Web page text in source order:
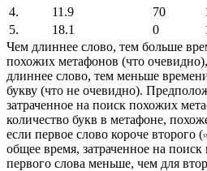
4.
11.9 70
5.
18.1 0
Чем длиннее слово, тем больше
похожих метафонов (что
длиннее слово, тем меньше
букву (что не очевидно).
затраченное на поиск похожих
количество букв в метафоне,
если первое слово короче второго (
общее время, затраченное на
первого слова меньше, чем для